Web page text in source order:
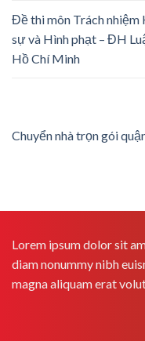
Đề thi môn Trách nhiệm
sự và Hình phạt – ĐH
Hồ Chí Minh
Chuyển nhà trọn gói
Lorem ipsum dolor sit
diam nonummy nibh
magna aliquam erat